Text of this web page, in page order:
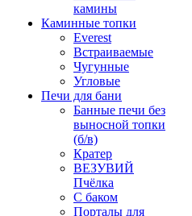
камины
Каминные топки
Everest
Встраиваемые
Чугунные
Угловые
Печи для бани
Банные печи без
выносной топки
(б/в)
Кратер
ВЕЗУВИЙ
Пчёлка
С баком
Порталы для